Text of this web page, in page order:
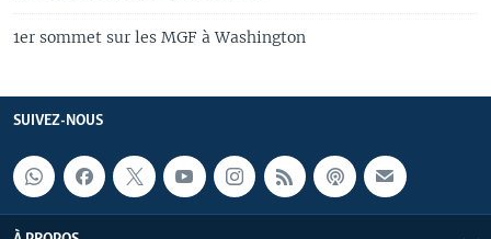
1er sommet sur les MGF à Washington
SUIVEZ-NOUS